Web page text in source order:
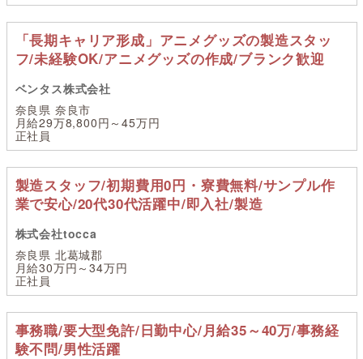
「長期キャリア形成」アニメグッズの製造スタッ
フ/未経験OK/アニメグッズの作成/ブランク歓迎
ベンタス株式会社
奈良県 奈良市
月給29万8,800円～45万円
正社員
製造スタッフ/初期費用0円・寮費無料/サンプル作
業で安心/20代30代活躍中/即入社/製造
株式会社tocca
奈良県 北葛城郡
月給30万円～34万円
正社員
事務職/要大型免許/日勤中心/月給35～40万/事務経
験不問/男性活躍